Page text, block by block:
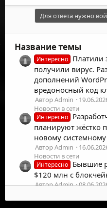
Для ответа нужно
Название темы
Интересно Платили
получили вирус.
дополнений
вредоносный код
Автор Admin
Новости в сети
Интересно
планируют жёстко
новому
Автор Admin
Новости в сети
Интересно Бывшие
$120 млн с
Автор Admin
Интересно